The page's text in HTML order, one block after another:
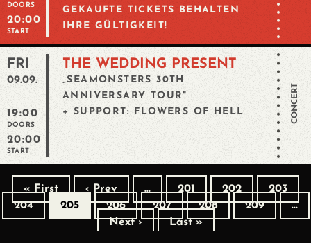
DOORS
20:00
START
GEKAUFTE TICKETS BEHALTEN
IHRE GÜLTIGKEIT!
FRI
09.09.
19:00
DOORS
20:00
START
THE WEDDING PRESENT
„SEAMONSTERS 30TH
ANNIVERSARY TOUR"
+ SUPPORT: FLOWERS OF HELL
CONCERT
« First ‹ Prev … 201 202
203
204
205 206 207 208 209
…
Next ›
Last »